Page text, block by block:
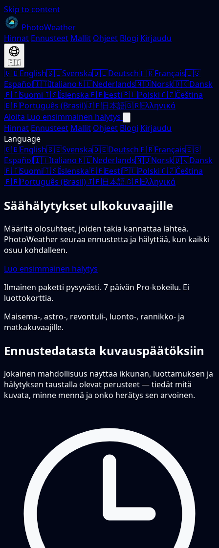
Skip to content
PhotoWeather
Hinnat Ennusteet Mallit Ohjeet Blogi Kirjaudu
🇫🇮
🇬🇧English🇸🇪Svenska🇩🇪Deutsch🇫🇷Français🇪🇸
Español🇮🇹Italiano🇳🇱Nederlands🇳🇴Norsk🇩🇰Dansk
🇫🇮Suomi🇮🇸Íslenska🇪🇪Eesti🇵🇱Polski🇨🇿Čeština
🇧🇷Português (Brasil)🇯🇵日本語🇬🇷Ελληνικά
Aloita Luo ensimmäinen hälytys
Hinnat Ennusteet Mallit Ohjeet Blogi Kirjaudu
Language
🇬🇧English🇸🇪Svenska🇩🇪Deutsch🇫🇷Français🇪🇸
Español🇮🇹Italiano🇳🇱Nederlands🇳🇴Norsk🇩🇰Dansk
🇫🇮Suomi🇮🇸Íslenska🇪🇪Eesti🇵🇱Polski🇨🇿Čeština
🇧🇷Português (Brasil)🇯🇵日本語🇬🇷Ελληνικά
Säähälytykset ulkokuvaajille
Määritä olosuhteet, joiden takia kannattaa lähteä.
PhotoWeather seuraa ennustetta ja hälyttää, kun kaikki
osuu kohdalleen.
Luo ensimmäinen hälytys
Ilmainen paketti pysyvästi. 7 päivän Pro-kokeilu. Ei
luottokorttia.
Maisema-, astro-, revontuli-, luonto-, rannikko- ja
matkakuvaajille.
Ennustedatasta kuvauspäätöksiin
Jokainen mahdollisuus näyttää ikkunan, luottamuksen ja
hälytyksen taustalla olevat perusteet — tiedät mitä
kuvata, minne mennä ja onko herätys sen arvoinen.